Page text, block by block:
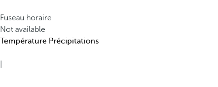
Fuseau horaire
Not available
Température Précipitations